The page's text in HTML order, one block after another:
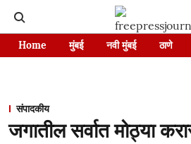
Home मुंबई नवी मुंबई ठाणे
संपादकीय
जगातील सर्वात मोठ्या